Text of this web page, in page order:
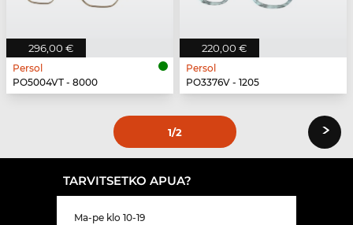
296,00 €
Persol
PO5004VT - 8000
220,00 €
Persol
PO3376V - 1205
1/2 ›
TARVITSETKO APUA?
Ma-pe klo 10-19